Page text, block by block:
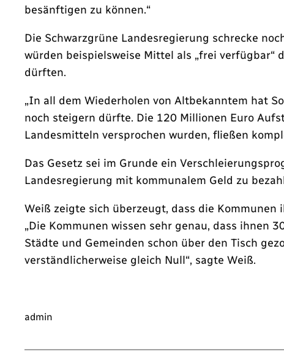
besänftigen zu können.“
Die Schwarzgrüne Landesregierung schrecke
würden beispielsweise Mittel als „frei verfügbar“
dürften.
„In all dem Wiederholen von Altbekanntem hat
noch steigern dürfte. Die 120 Millionen Euro
Landesmitteln versprochen wurden, fließen
Das Gesetz sei im Grunde ein
Landesregierung mit kommunalem Geld zu
Weiß zeigte sich überzeugt, dass die
„Die Kommunen wissen sehr genau, dass ihnen
Städte und Gemeinden schon über den Tisch
verständlicherweise gleich Null“, sagte Weiß.
admin